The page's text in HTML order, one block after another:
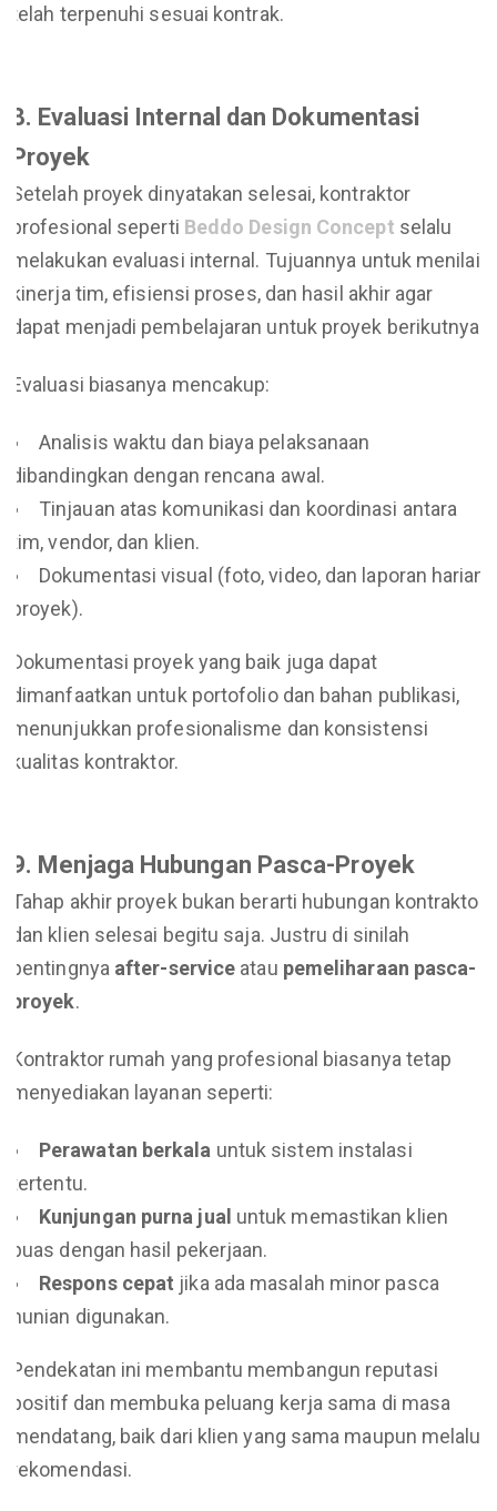
telah terpenuhi sesuai kontrak.
8. Evaluasi Internal dan Dokumentasi
Proyek
Setelah proyek dinyatakan selesai, kontraktor
profesional seperti Beddo Design Concept selalu
melakukan evaluasi internal. Tujuannya untuk menilai
kinerja tim, efisiensi proses, dan hasil akhir agar
dapat menjadi pembelajaran untuk proyek berikutnya.
Evaluasi biasanya mencakup:
Analisis waktu dan biaya pelaksanaan
dibandingkan dengan rencana awal.
Tinjauan atas komunikasi dan koordinasi antara
tim, vendor, dan klien.
Dokumentasi visual (foto, video, dan laporan harian
proyek).
Dokumentasi proyek yang baik juga dapat
dimanfaatkan untuk portofolio dan bahan publikasi,
menunjukkan profesionalisme dan konsistensi
kualitas kontraktor.
9. Menjaga Hubungan Pasca-Proyek
Tahap akhir proyek bukan berarti hubungan kontraktor
dan klien selesai begitu saja. Justru di sinilah
pentingnya after-service atau pemeliharaan pasca-
proyek.
Kontraktor rumah yang profesional biasanya tetap
menyediakan layanan seperti:
Perawatan berkala untuk sistem instalasi
tertentu.
Kunjungan purna jual untuk memastikan klien
puas dengan hasil pekerjaan.
Respons cepat jika ada masalah minor pasca
hunian digunakan.
Pendekatan ini membantu membangun reputasi
positif dan membuka peluang kerja sama di masa
mendatang, baik dari klien yang sama maupun melalui
rekomendasi.